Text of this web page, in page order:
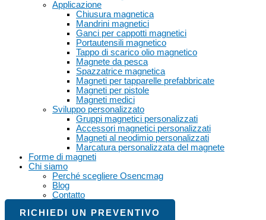
Applicazione
Chiusura magnetica
Mandrini magnetici
Ganci per cappotti magnetici
Portautensili magnetico
Tappo di scarico olio magnetico
Magnete da pesca
Spazzatrice magnetica
Magneti per tapparelle prefabbricate
Magneti per pistole
Magneti medici
Sviluppo personalizzato
Gruppi magnetici personalizzati
Accessori magnetici personalizzati
Magneti al neodimio personalizzati
Marcatura personalizzata del magnete
Forme di magneti
Chi siamo
Perché scegliere Osencmag
Blog
Contatto
RICHIEDI UN PREVENTIVO